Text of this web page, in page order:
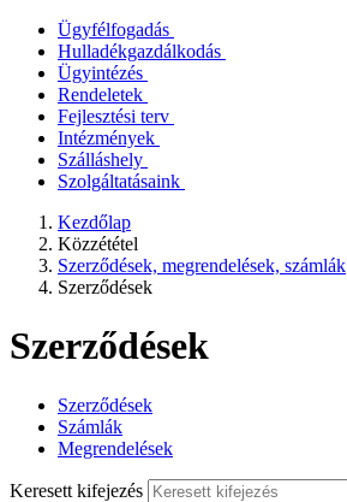
Ügyfélfogadás
Hulladékgazdálkodás
Ügyintézés
Rendeletek
Fejlesztési terv
Intézmények
Szálláshely
Szolgáltatásaink
Kezdőlap
Közzététel
Szerződések, megrendelések, számlák
Szerződések
Szerződések
Szerződések
Számlák
Megrendelések
Keresett kifejezés